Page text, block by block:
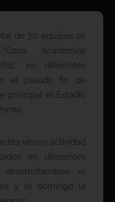
de 70 equipos se
Academias
en diferentes
el pasado fin de
principal el Estadio
vieron actividad
en diferentes
el
y el domingo la